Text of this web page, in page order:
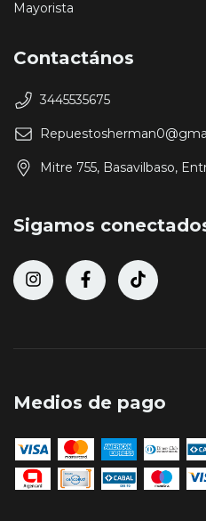
Mayorista
Contactános
3445535675
Mitre 755, Basavilbaso,
Sigamos
Medios de pago